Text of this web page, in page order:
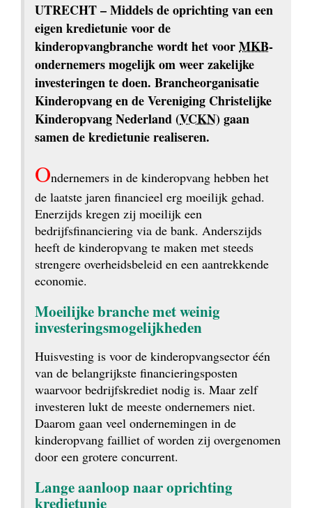
UTRECHT – Middels de oprichting van een
eigen kredietunie voor de
kinderopvangbranche wordt het voor MKB-
ondernemers mogelijk om weer zakelijke
investeringen te doen. Brancheorganisatie
Kinderopvang en de Vereniging Christelijke
Kinderopvang Nederland (VCKN) gaan
samen de kredietunie realiseren.
Ondernemers in de kinderopvang hebben het
de laatste jaren financieel erg moeilijk gehad.
Enerzijds kregen zij moeilijk een
bedrijfsfinanciering via de bank. Anderszijds
heeft de kinderopvang te maken met steeds
strengere overheidsbeleid en een aantrekkende
economie.
Moeilijke branche met weinig
investeringsmogelijkheden
Huisvesting is voor de kinderopvangsector één
van de belangrijkste financieringsposten
waarvoor bedrijfskrediet nodig is. Maar zelf
investeren lukt de meeste ondernemers niet.
Daarom gaan veel ondernemingen in de
kinderopvang failliet of worden zij overgenomen
door een grotere concurrent.
Lange aanloop naar oprichting
kredietunie